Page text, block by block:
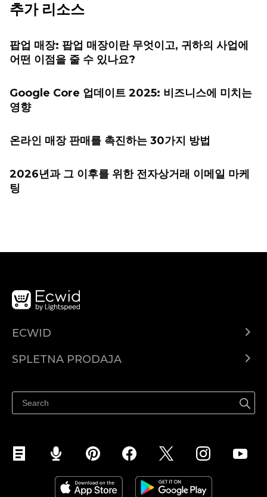
추가 리소스
팝업 매장: 팝업 매장이란 무엇이고, 귀하의 사업에
어떤 이점을 줄 수 있나요?
Google Core 업데이트 2025: 비즈니스에 미치는
영향
온라인 매장 판매를 촉진하는 30가지 방법
2026년과 그 이후를 위한 전자상거래 이메일 마케
팅
ECWID
SPLETNA PRODAJA
Prodaja na Instagramu